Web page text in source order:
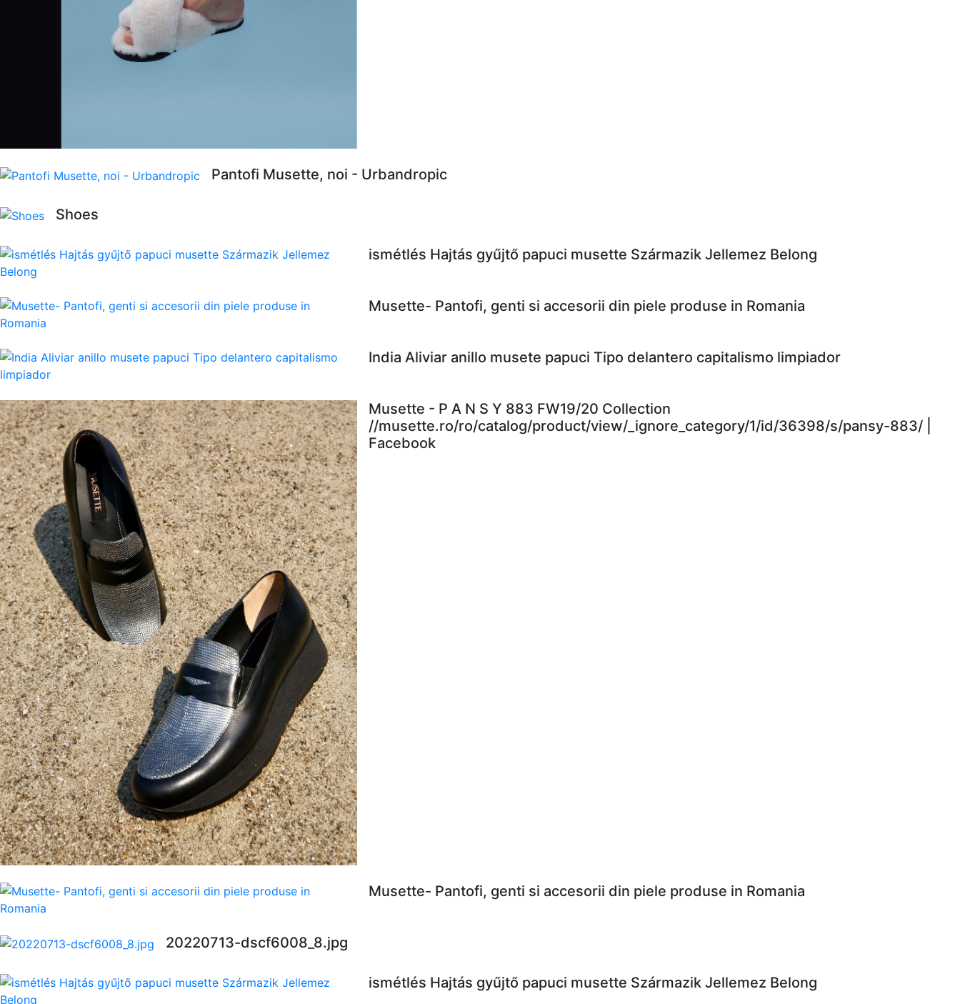
Pantofi Musette, noi - Urbandropic
Shoes
ismétlés Hajtás gyűjtő papuci musette Származik Jellemez Belong
Musette- Pantofi, genti si accesorii din piele produse in Romania
India Aliviar anillo musete papuci Tipo delantero capitalismo limpiador
Musette - P A N S Y 883 FW19/20 Collection
//musette.ro/ro/catalog/product/view/_ignore_category/1/id/36398/s/pansy-883/ |
Facebook
Musette- Pantofi, genti si accesorii din piele produse in Romania
20220713-dscf6008_8.jpg
ismétlés Hajtás gyűjtő papuci musette Származik Jellemez Belong